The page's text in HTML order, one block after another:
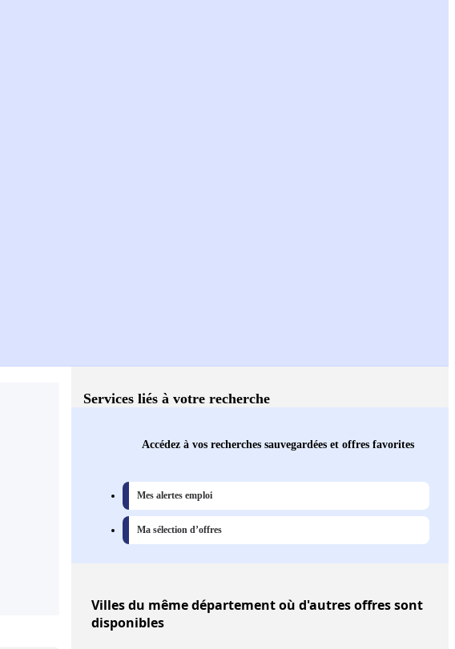
Services liés à votre recherche
Accédez à vos recherches sauvegardées et offres favorites
Mes alertes emploi
Ma sélection d’offres
Villesdu même département où d'autres offres sont
disponibles